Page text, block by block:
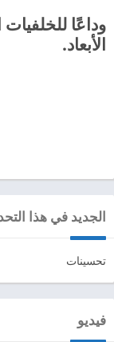
وداعًا للخلفيات
الأبعاد.
الجديد في هذا
تحسينات
فيديو